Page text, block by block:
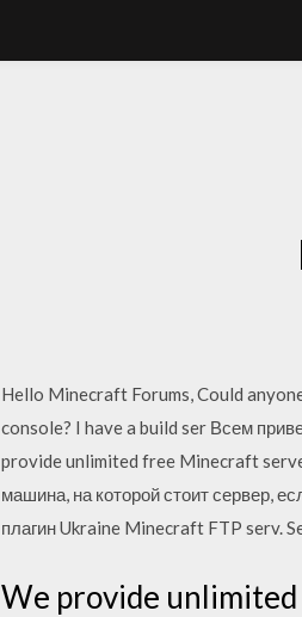
Hello Minecraft Forums, Could
console? I have a build ser Всем
provide unlimited free Minecraft
машина, на которой стоит сервер,
плагин Ukraine Minecraft FTP serv.
We provide